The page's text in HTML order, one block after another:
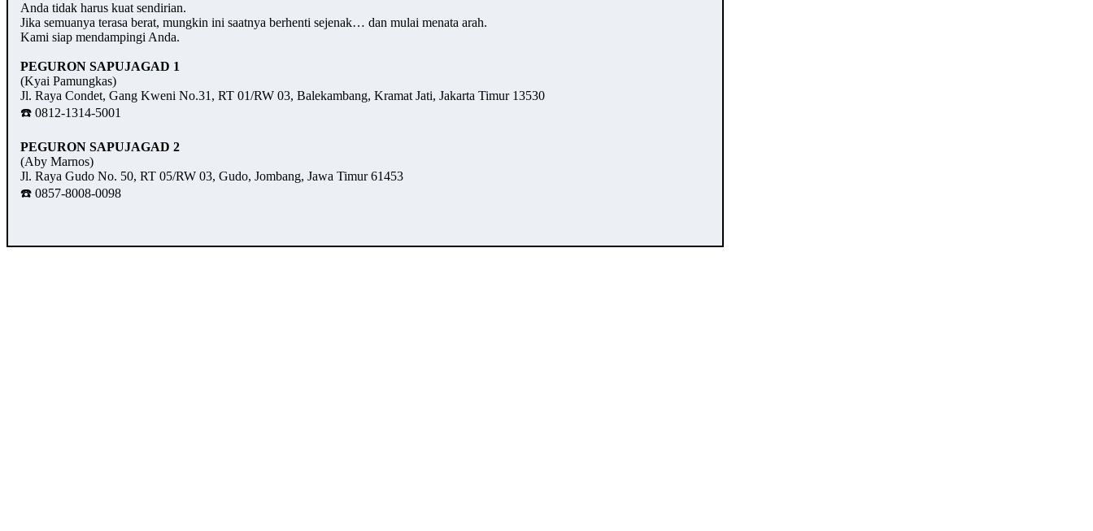
Anda tidak harus kuat sendirian.
Jika semuanya terasa berat, mungkin ini saatnya berhenti sejenak… dan mulai menata arah.
Kami siap mendampingi Anda.
PEGURON SAPUJAGAD 1
(Kyai Pamungkas)
Jl. Raya Condet, Gang Kweni No.31, RT 01/RW 03, Balekambang, Kramat Jati, Jakarta Timur 13530
☎️ 0812-1314-5001
PEGURON SAPUJAGAD 2
(Aby Marnos)
Jl. Raya Gudo No. 50, RT 05/RW 03, Gudo, Jombang, Jawa Timur 61453
☎️ 0857-8008-0098